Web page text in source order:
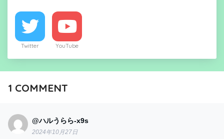
Twitter YouTube
1 COMMENT
@ハルうらら-x9s
2024年10月27日